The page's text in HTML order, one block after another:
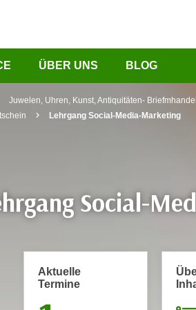
ÜBER UNS BLOG
Juwelen, Uhren, Kunst, Antiquitäten-
Lehrgang Social-Media-Marketing
Social-
Aktuelle
Termine